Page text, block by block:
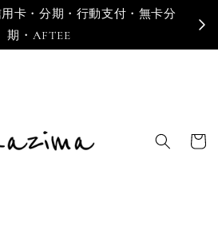
卡・分期・行動支付・無卡分
期・AFTEE
寄